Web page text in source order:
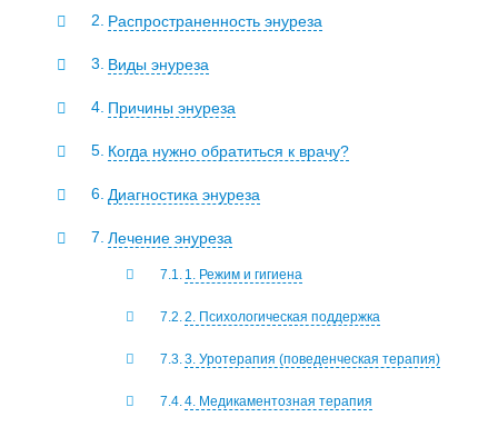
Распространенность энуреза
Виды энуреза
Причины энуреза
Когда нужно обратиться к врачу?
Диагностика энуреза
Лечение энуреза
1. Режим и гигиена
2. Психологическая поддержка
3. Уротерапия (поведенческая терапия)
4. Медикаментозная терапия